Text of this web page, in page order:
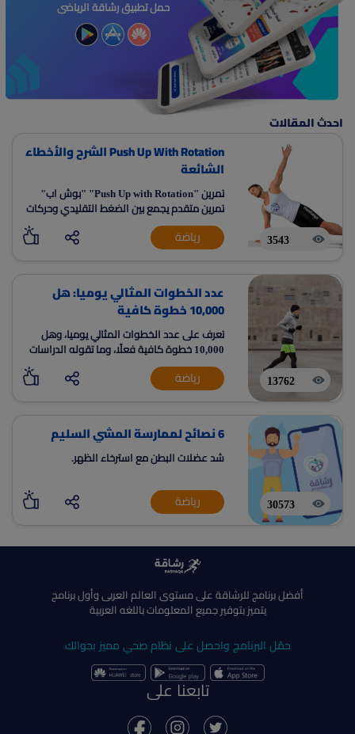
حمل تطبيق رشاقة الرياضى
احدث المقالات
3543
Push Up With Rotation الشرح والأخطاء
الشائعة
تمرين "Push Up with Rotation" "بوش اب"
تمرين متقدم يجمع بين الضغط التقليدي وحركات
الدوران لتقوية الجزء العلوي من الجسم. يتطلب
أداءً دقيقًا لتجنب الأخطاء الشائعة.
رياضة
13762
عدد الخطوات المثالي يوميا: هل
10,000 خطوة كافية
تعرف على عدد الخطوات المثالي يوميا، وهل
10,000 خطوة كافية فعلًا، وما تقوله الدراسات
عن فوائد المشي، وكيف تحدد هدفك اليومي
حسب صحتك ومستواك
رياضة
30573
6 نصائح لممارسة المشي السليم
شد عضلات البطن مع استرخاء الظهر.
رياضة
أفضل برنامج للرشاقة على مستوى العالم العربى وأول برنامج
يتميز بتوفير جميع المعلومات باللغه العربية
حمّل البرنامج واحصل على نظام صحي مميز بجوالك
تابعنا على